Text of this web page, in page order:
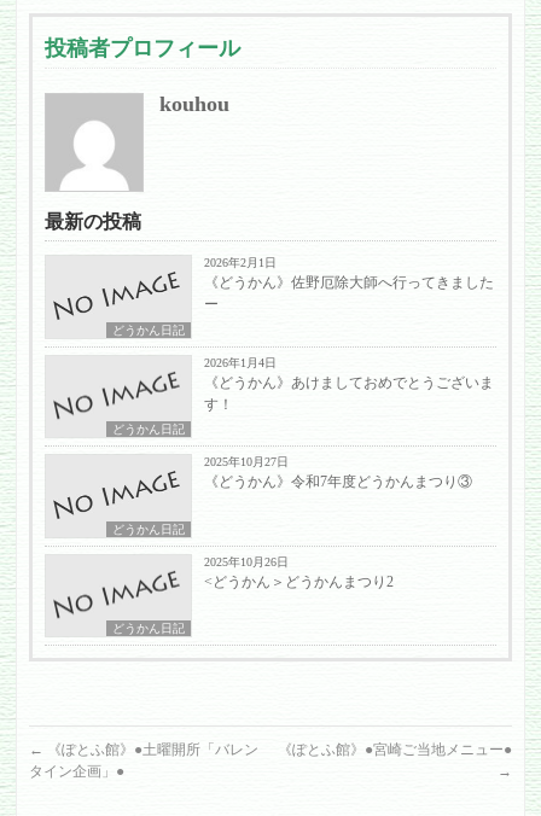
投稿者プロフィール
kouhou
最新の投稿
どうかん日記
2026年2月1日
《どうかん》佐野厄除大師へ行ってきました
ー
どうかん日記
2026年1月4日
《どうかん》あけましておめでとうございま
す！
どうかん日記
2025年10月27日
《どうかん》令和7年度どうかんまつり③
どうかん日記
2025年10月26日
<どうかん＞どうかんまつり2
←
《ぽとふ館》●土曜開所「バレン
タイン企画」●
《ぽとふ館》●宮崎ご当地メニュー●
→